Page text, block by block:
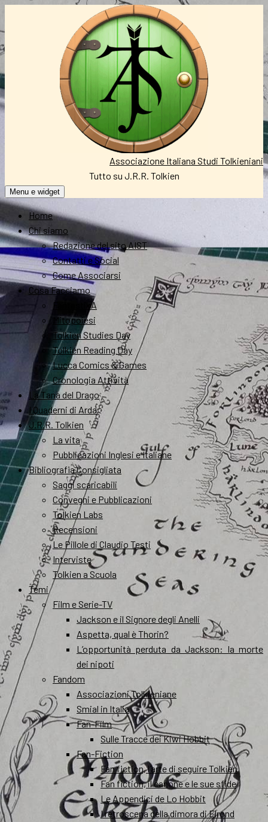
Associazione Italiana Studi Tolkieniani
Tutto su J.R.R. Tolkien
Menu e widget
Home
Chi siamo
Redazione del sito AIST
Contatti e Social
Come Associarsi
Cosa Facciamo
FantastikA
Mitopoiesi
Tolkien Studies Day
Tolkien Reading Day
Lucca Comics & Games
Cronologia Attività
La Tana del Drago
I Quaderni di Arda
J.R.R. Tolkien
La vita
Pubblicazioni Inglesi e Italiane
Bibliografia Consigliata
Saggi scaricabili
Convegni e Pubblicazioni
Tolkien Labs
Recensioni
Le Pillole di Claudio Testi
Interviste
Tolkien a Scuola
Temi
Film e Serie-TV
Jackson e il Signore degli Anelli
Aspetta, qual è Thorin?
L’opportunità perduta da Jackson: la morte
dei nipoti
Fandom
Associazioni Tolkieniane
Smial in Italia
Fan-Film
Sulle Tracce dei Kiwi Hobbit
Fan-Fiction
Fan fiction, l’arte di seguire Tolkien
Fan fiction, il canone e le sue sfide
Le Appendici de Lo Hobbit
I retroscena della dimora di Elrond